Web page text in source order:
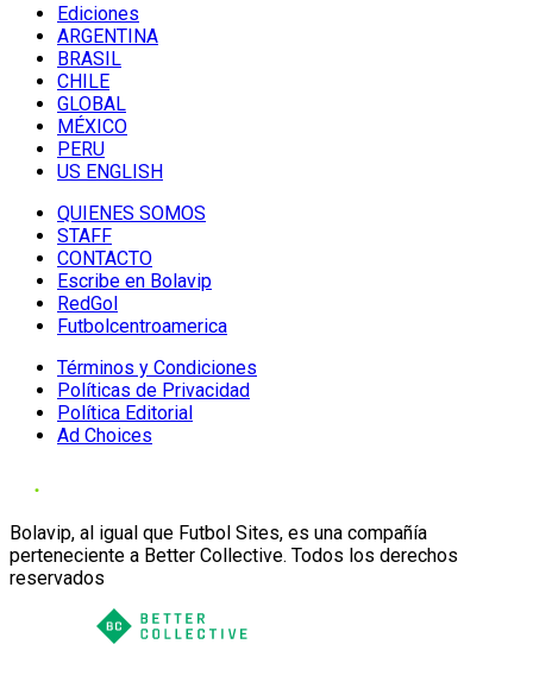
Ediciones
ARGENTINA
BRASIL
CHILE
GLOBAL
MÉXICO
PERU
US ENGLISH
QUIENES SOMOS
STAFF
CONTACTO
Escribe en Bolavip
RedGol
Futbolcentroamerica
Términos y Condiciones
Políticas de Privacidad
Política Editorial
Ad Choices
Bolavip, al igual que Futbol Sites, es una compañía
perteneciente a Better Collective. Todos los derechos
reservados